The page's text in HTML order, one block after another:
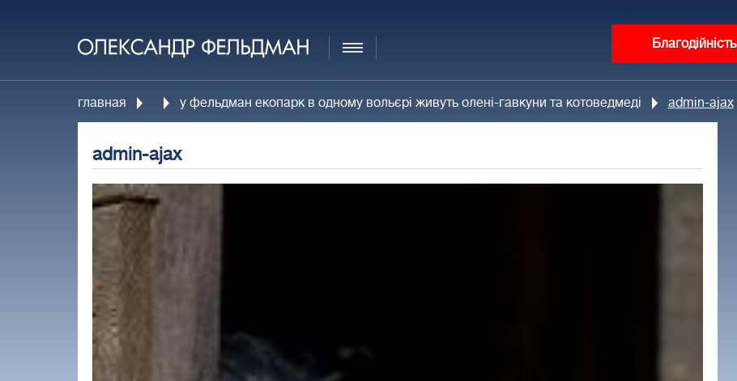
Благодійність
главная у фельдман екопарк в одному вольєрі живуть олені-гавкуни та котоведмеді admin-ajax
admin-ajax